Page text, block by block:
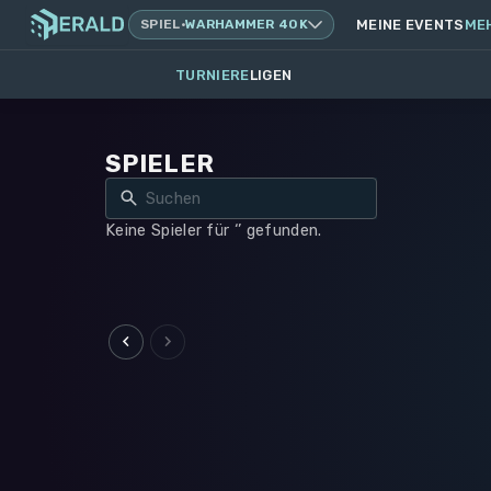
SPIEL·WARHAMMER 40K MEINE EVENTS
TURNIERELIGEN
SPIELER
Keine Spieler für ‘’ gefunden.